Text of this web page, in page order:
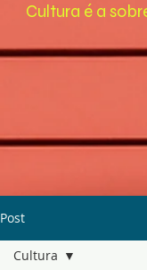
Cultura é a
Post
Cultura